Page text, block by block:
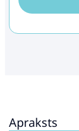
Apraksts